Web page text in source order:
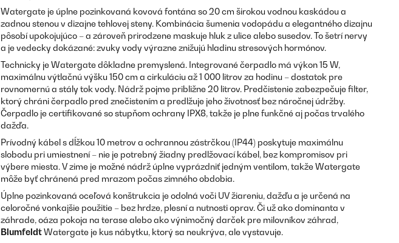
Watergate je úplne pozinkovaná kovová fontána so 20 cm širokou vodnou kaskádou a
zadnou stenou v dizajne tehlovej steny. Kombinácia šumenia vodopádu a elegantného dizajnu
pôsobí upokojujúco – a zároveň prirodzene maskuje hluk z ulice alebo susedov. To šetrí nervy
a je vedecky dokázané: zvuky vody výrazne znižujú hladinu stresových hormónov.
Technicky je Watergate dôkladne premyslená. Integrované čerpadlo má výkon 15 W,
maximálnu výtlačnú výšku 150 cm a cirkuláciu až 1 000 litrov za hodinu – dostatok pre
rovnomernú a stály tok vody. Nádrž pojme približne 20 litrov. Predčistenie zabezpečuje filter,
ktorý chráni čerpadlo pred znečistením a predlžuje jeho životnosť bez náročnej údržby.
Čerpadlo je certifikované so stupňom ochrany IPX8, takže je plne funkčné aj počas trvalého
dažďa.
Prívodný kábel s dĺžkou 10 metrov a ochrannou zástrčkou (IP44) poskytuje maximálnu
slobodu pri umiestnení – nie je potrebný žiadny predlžovací kábel, bez kompromisov pri
výbere miesta. V zime je možné nádrž úplne vyprázdniť jedným ventilom, takže Watergate
môže byť chránená pred mrazom počas zimného obdobia.
Úplne pozinkovaná oceľová konštrukcia je odolná voči UV žiareniu, dažďu a je určená na
celoročné vonkajšie použitie – bez hrdze, plesní a nutnosti oprav. Či už ako dominanta v
záhrade, oáza pokoja na terase alebo ako výnimočný darček pre milovníkov záhrad,
BlumfeldtWatergate je kus nábytku, ktorý sa neukrýva, ale vystavuje.